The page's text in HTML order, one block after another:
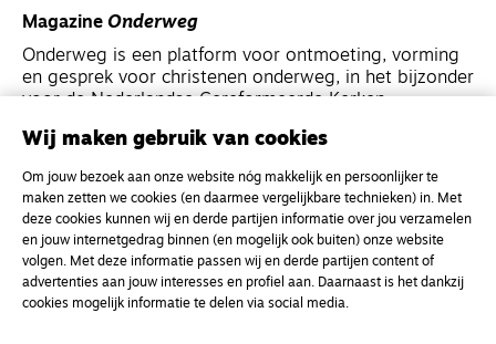
Magazine Onderweg
Onderweg is een platform voor ontmoeting, vorming
en gesprek voor christenen onderweg, in het bijzonder
voor de Nederlandse Gereformeerde Kerken.
Kvk-nummer 33277063
NL46 INGB 0117 5827 86
info@onderwegonline.nl
Wij maken gebruik van cookies
Om jouw bezoek aan onze website nóg makkelijk en persoonlijker te
maken zetten we cookies (en daarmee vergelijkbare technieken) in. Met
deze cookies kunnen wij en derde partijen informatie over jou verzamelen
en jouw internetgedrag binnen (en mogelijk ook buiten) onze website
volgen. Met deze informatie passen wij en derde partijen content of
advertenties aan jouw interesses en profiel aan. Daarnaast is het dankzij
cookies mogelijk informatie te delen via social media.